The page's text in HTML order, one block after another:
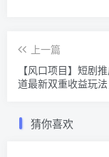
上一篇
【风口项目】短剧
道最新双重收益玩
猜你喜欢